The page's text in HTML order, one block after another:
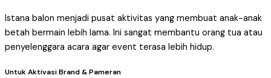
Istana balon menjadi pusat aktivitas yang membuat anak-anak
betah bermain lebih lama. Ini sangat membantu orang tua atau
penyelenggara acara agar event terasa lebih hidup.
Untuk Aktivasi Brand & Pameran